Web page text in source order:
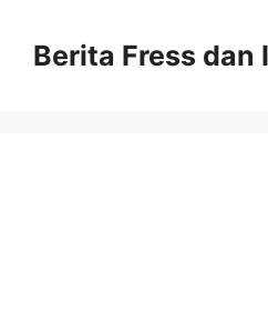
contentBerita Fress dan